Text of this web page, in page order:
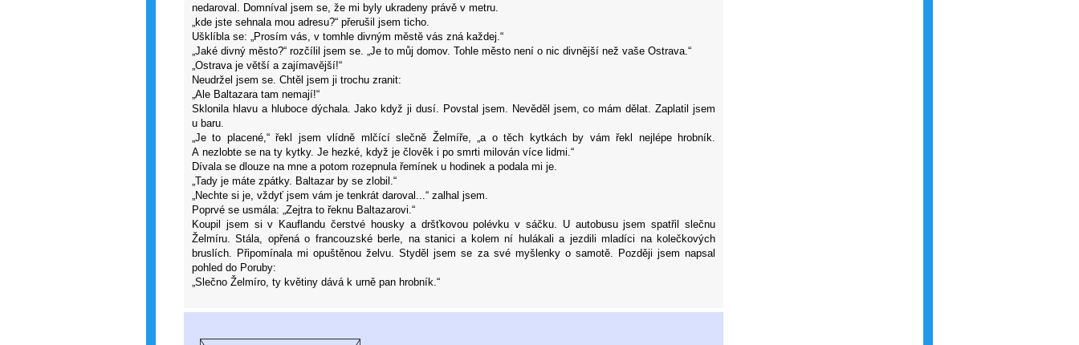
nedaroval. Domníval jsem se, že mi byly ukradeny právě v metru.
„kde jste sehnala mou adresu?“ přerušil jsem ticho.
Ušklíbla se: „Prosím vás, v tomhle divným městě vás zná každej.“
„Jaké divný město?“ rozčílil jsem se. „Je to můj domov. Tohle město není o nic divnější než vaše Ostrava.“
„Ostrava je větší a zajímavější!“
Neudržel jsem se. Chtěl jsem ji trochu zranit:
„Ale Baltazara tam nemají!“
Sklonila hlavu a hluboce dýchala. Jako když ji dusí. Povstal jsem. Nevěděl jsem, co mám dělat. Zaplatil jsem
u baru.
„Je to placené,“ řekl jsem vlídně mlčící slečně Želmíře, „a o těch kytkách by vám řekl nejlépe hrobník.
A nezlobte se na ty kytky. Je hezké, když je člověk i po smrti milován více lidmi.“
Dívala se dlouze na mne a potom rozepnula řemínek u hodinek a podala mi je.
„Tady je máte zpátky. Baltazar by se zlobil.“
„Nechte si je, vždyť jsem vám je tenkrát daroval...“ zalhal jsem.
Poprvé se usmála: „Zejtra to řeknu Baltazarovi.“
Koupil jsem si v Kauflandu čerstvé housky a dršťkovou polévku v sáčku. U autobusu jsem spatřil slečnu
Želmíru. Stála, opřená o francouzské berle, na stanici a kolem ní hulákali a jezdili mladíci na kolečkových
bruslích. Připomínala mi opuštěnou želvu. Styděl jsem se za své myšlenky o samotě. Později jsem napsal
pohled do Poruby:
„Slečno Želmíro, ty květiny dává k urně pan hrobník.“